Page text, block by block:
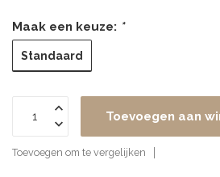
Maak een keuze: *
Standaard
Toevoegen aan
Toevoegen om te vergelijken